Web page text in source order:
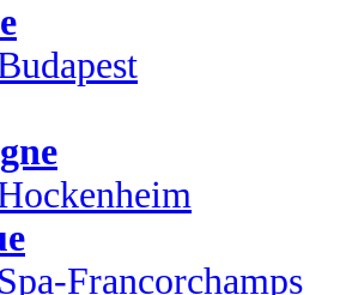
Francorchamps